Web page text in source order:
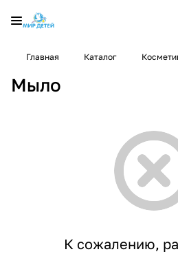
Главная Каталог
Мыло
К сожалению,